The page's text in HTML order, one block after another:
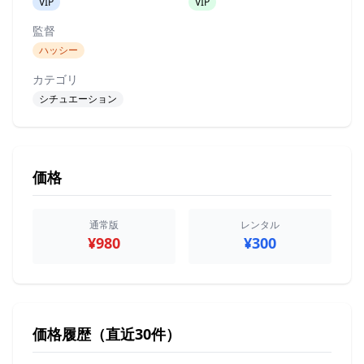
監督
ハッシー
カテゴリ
シチュエーション
価格
通常版
¥980
レンタル
¥300
価格履歴（直近30件）